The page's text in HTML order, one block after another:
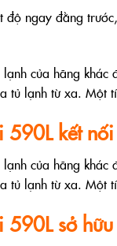
độ ngay đằng
của hãng
tủ lạnh từ xa. Một
kết
của hãng
tủ lạnh từ xa. Một
sở